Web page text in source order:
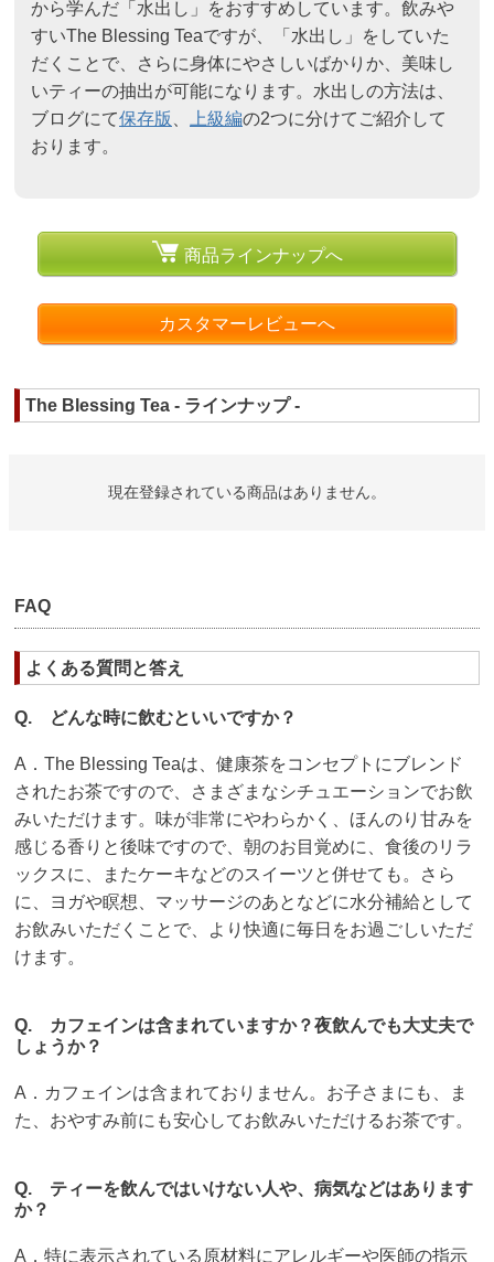
から学んだ「水出し」をおすすめしています。飲みや
すいThe Blessing Teaですが、「水出し」をしていた
だくことで、さらに身体にやさしいばかりか、美味し
いティーの抽出が可能になります。水出しの方法は、
ブログにて保存版 上級編の2つに分けてご紹介して
おります。
商品ラインナップへ
カスタマーレビューへ
The Blessing Tea - ラインナップ -
現在登録されている商品はありません。
FAQ
よくある質問と答え
Q. どんな時に飲むといいですか？
A．The Blessing Teaは、健康茶をコンセプトにブレンド
されたお茶ですので、さまざまなシチュエーションでお飲
みいただけます。味が非常にやわらかく、ほんのり甘みを
感じる香りと後味ですので、朝のお目覚めに、食後のリラ
ックスに、またケーキなどのスイーツと併せても。さら
に、ヨガや瞑想、マッサージのあとなどに水分補給として
お飲みいただくことで、より快適に毎日をお過ごしいただ
けます。
Q. カフェインは含まれていますか？夜飲んでも大丈夫で
しょうか？
A．カフェインは含まれておりません。お子さまにも、ま
た、おやすみ前にも安心してお飲みいただけるお茶です。
Q. ティーを飲んではいけない人や、病気などはあります
か？
A．特に表示されている原材料にアレルギーや医師の指示